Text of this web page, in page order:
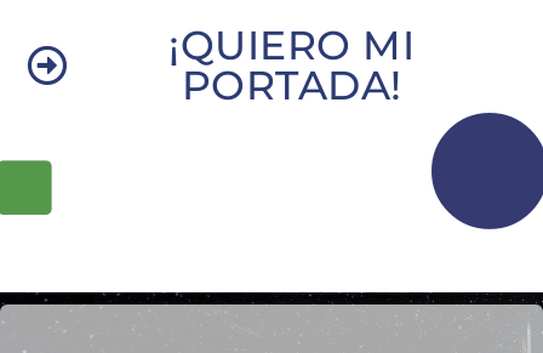
¡QUIERO MI
PORTADA!